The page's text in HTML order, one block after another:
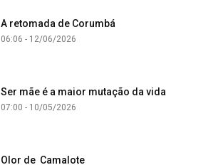
A retomada de Corumbá
06:06 - 12/06/2026
Ser mãe é a maior mutação da vida
07:00 - 10/05/2026
Olor de Camalote